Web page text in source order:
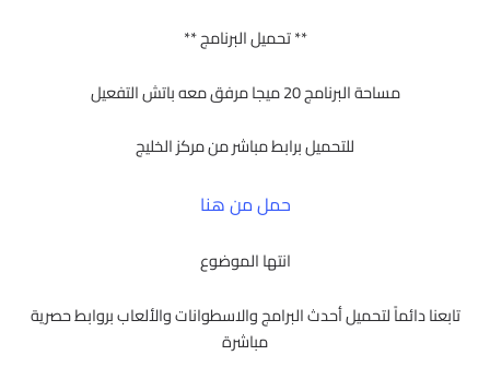
** تحميل البرنامج **
مساحة البرنامج 20 ميجا مرفق معه باتش التفعيل
للتحميل برابط مباشر من مركز الخليج
حمل من هنا
انتها الموضوع
تابعنا دائماً لتحميل أحدث البرامج والاسطوانات والألعاب بروابط حصرية
مباشرة